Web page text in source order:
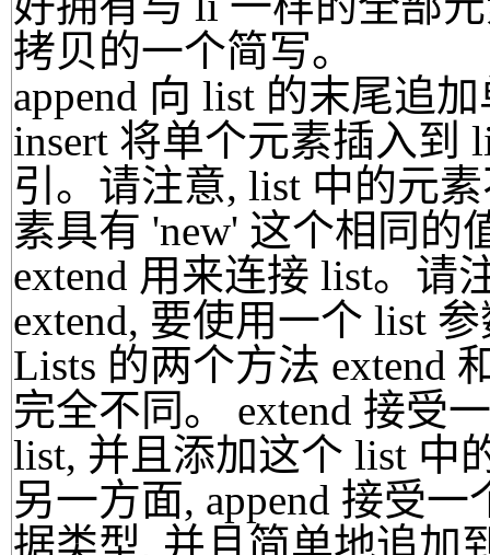
拷贝的一个简写。
append 向 list 的末尾追
insert 将单个元素插入到
引。请注意, list 中的元
素具有 'new' 这个相同的
extend 用来连接 list。请
extend, 要使用一个 list
Lists 的两个方法 extend
完全不同。 extend 接受
list, 并且添加这个 list 中
另一方面, append 接受
据类型, 并且简单地追加